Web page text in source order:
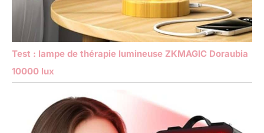
Test : lampe de thérapie lumineuse ZKMAGIC Doraubia
10000 lux